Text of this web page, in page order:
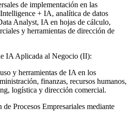
de implementación en las
+ IA, analítica de datos
Analyst, IA en hojas de cálculo,
y herramientas de dirección de
IA Aplicada al Negocio (II):
y herramientas de IA en los
finanzas, recursos humanos,
logística y dirección comercial.
Procesos Empresariales mediante